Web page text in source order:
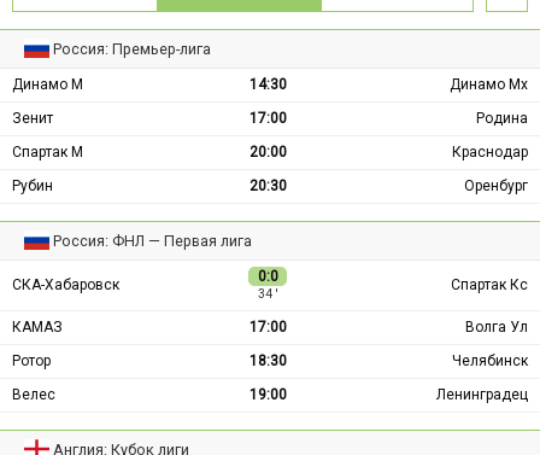
Россия: Премьер-лига
Динамо М 14:30
Динамо Мх
Зенит
17:00
Родина
Спартак М
20:00
Краснодар
Рубин
20:30 Оренбург
Россия: ФНЛ — Первая лига
СКА-Хабаровск 0:0
34 ′
Спартак Кс
КАМАЗ 17:00
Волга Ул
Ротор
18:30
Челябинск
Велес
19:00 Ленинградец
Англия: Кубок лиги